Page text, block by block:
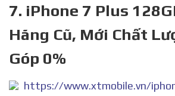
7. iPhone 7 Plus
Hãng Cũ, Mới Chất
Góp 0%